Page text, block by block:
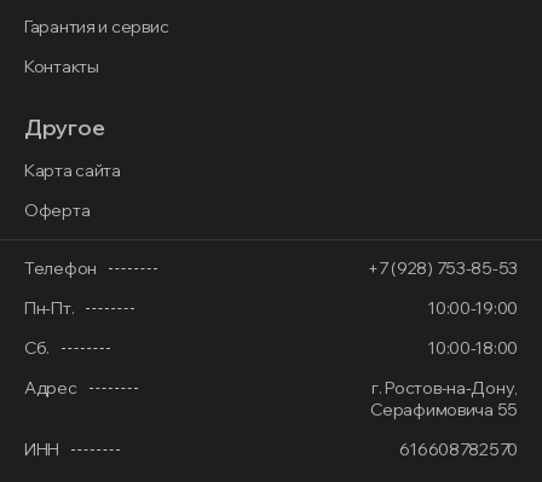
Гарантия и сервис
Контакты
Другое
Карта сайта
Оферта
Телефон
+7 (928) 753-85-53
Пн-Пт.
10:00-19:00
Сб.
10:00-18:00
Адрес
г. Ростов-на-Дону,
Серафимовича 55
ИНН
616608782570